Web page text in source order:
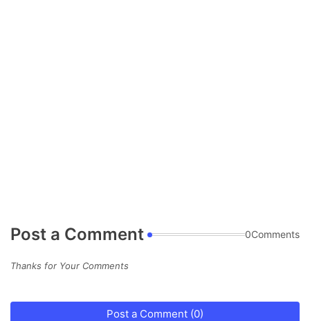
Post a Comment 0Comments
Thanks for Your Comments
Post a Comment (0)